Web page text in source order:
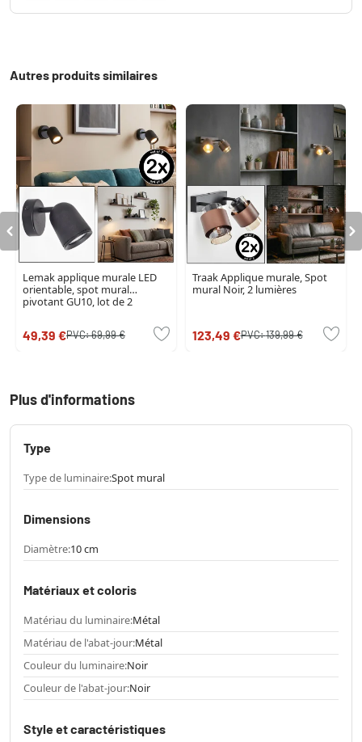
Autres produits similaires
Lemak applique murale LED
orientable, spot mural
pivotant GU10, lot de 2
49,39 €PVC:69,99 €
Traak Applique murale, Spot
mural Noir, 2 lumières
123,49 €PVC:139,99 €
Plus d'informations
Type
Type de luminaire:Spot mural
Dimensions
Diamètre:10 cm
Matériaux et coloris
Matériau du luminaire:Métal
Matériau de l'abat-jour:Métal
Couleur du luminaire:Noir
Couleur de l'abat-jour:Noir
Style et caractéristiques